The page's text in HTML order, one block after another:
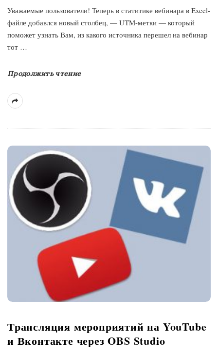
Уважаемые пользователи! Теперь в статитике вебинара в Excel-
файле добавлся новый столбец, — UTM-метки — который
поможет узнать Вам, из какого источника перешел на вебинар
тот …
Продолжить чтение
Трансляция мероприятий на YouTube
и Вконтакте через OBS Studio